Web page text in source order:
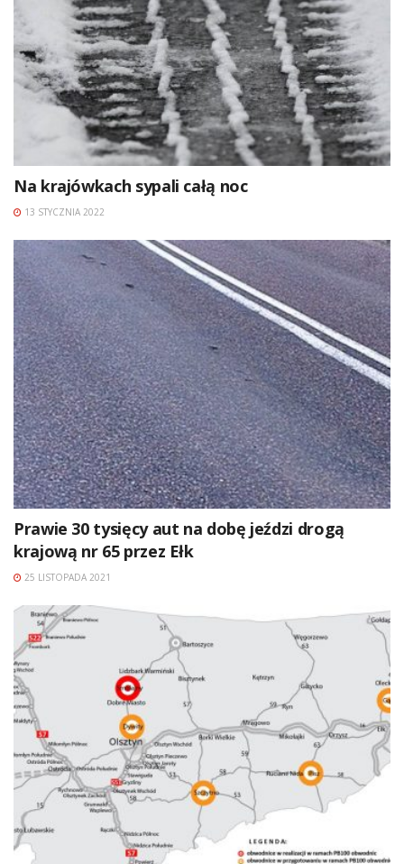
Na krajówkach sypali całą noc
13 STYCZNIA 2022
Prawie 30 tysięcy aut na dobę jeździ drogą
krajową nr 65 przez Ełk
25 LISTOPADA 2021